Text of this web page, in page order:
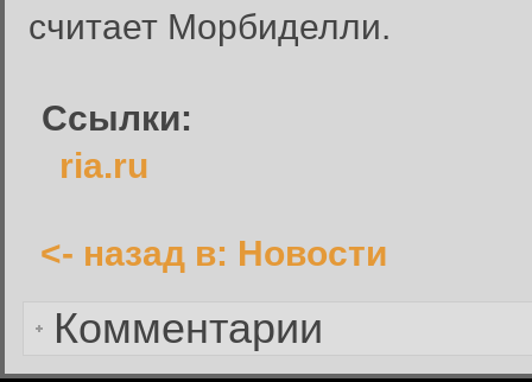
считает Морбиделли.
Ссылки:
ria.ru
<- назад в: Новости
Комментарии
Имя пользователя:
Запомнить меня:
Забыли пароль?